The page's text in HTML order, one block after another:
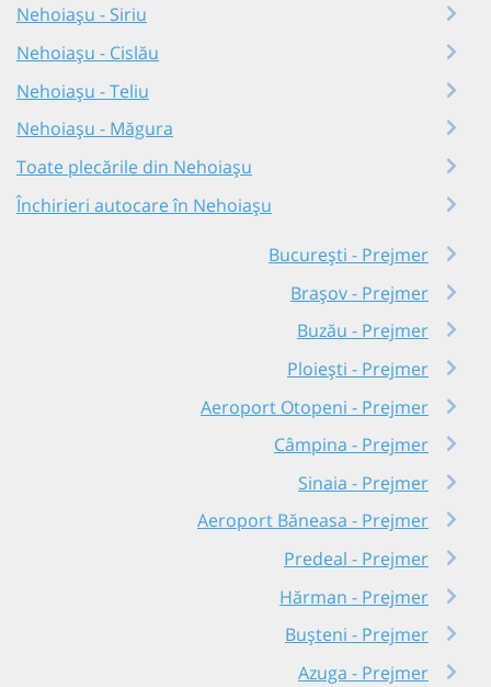
Nehoiașu - Siriu
Nehoiașu - Cislău
Nehoiașu - Teliu
Nehoiașu - Măgura
Toate plecările din Nehoiașu
Închirieri autocare în Nehoiașu
București - Prejmer
Brașov - Prejmer
Buzău - Prejmer
Ploiești - Prejmer
Aeroport Otopeni - Prejmer
Câmpina - Prejmer
Sinaia - Prejmer
Aeroport Băneasa - Prejmer
Predeal - Prejmer
Hărman - Prejmer
Bușteni - Prejmer
Azuga - Prejmer